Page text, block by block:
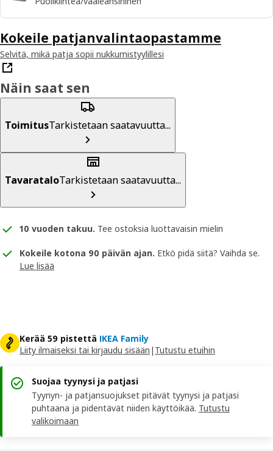
Kokeile patjanvalintaopastamme
Selvitä, mikä patja sopii nukkumistyylillesi
Näin saat sen
ToimitusTarkistetaan saatavuutta...
TavarataloTarkistetaan saatavuutta...
10 vuoden takuu. Tee ostoksia luottavaisin mielin
Kokeile kotona 90 päivän ajan. Etkö pidä siitä? Vaihda se.
Lue lisää
Kerää 59 pistettä IKEA Family
Liity ilmaiseksi tai kirjaudu sisään | Tutustu etuihin
Suojaa tyynysi ja patjasi
Tyynyn- ja patjansuojukset pitävät tyynysi ja patjasi
puhtaana ja pidentävät niiden käyttöikää. Tutustu
valikoimaan